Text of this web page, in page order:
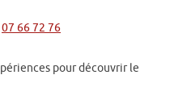
07 66 72 76
pour découvrir le